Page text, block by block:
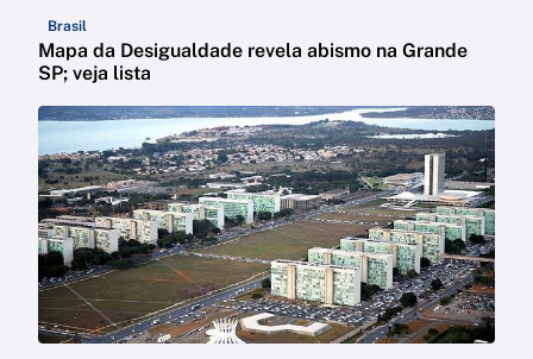
Brasil
Mapa da Desigualdade revela abismo na Grande
SP; veja lista